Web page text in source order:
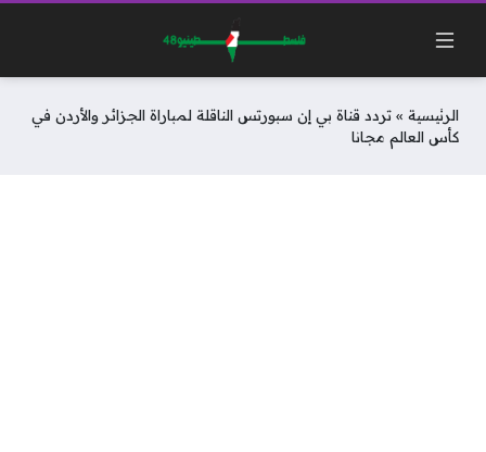
الرئيسية » تردد قناة بي إن سبورتس الناقلة لمباراة الجزائر والأردن في
كأس العالم مجانا